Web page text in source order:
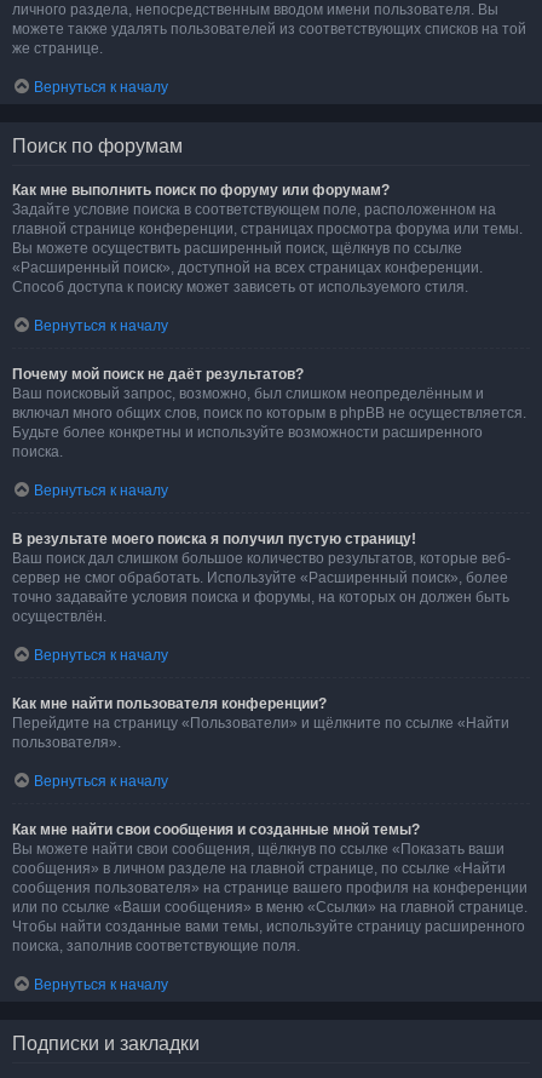
личного раздела, непосредственным вводом имени пользователя. Вы
можете также удалять пользователей из соответствующих списков на той
же странице.
Вернуться к началу
Поиск по форумам
Как мне выполнить поиск по форуму или форумам?
Задайте условие поиска в соответствующем поле, расположенном на
главной странице конференции, страницах просмотра форума или темы.
Вы можете осуществить расширенный поиск, щёлкнув по ссылке
«Расширенный поиск», доступной на всех страницах конференции.
Способ доступа к поиску может зависеть от используемого стиля.
Вернуться к началу
Почему мой поиск не даёт результатов?
Ваш поисковый запрос, возможно, был слишком неопределённым и
включал много общих слов, поиск по которым в phpBB не осуществляется.
Будьте более конкретны и используйте возможности расширенного
поиска.
Вернуться к началу
В результате моего поиска я получил пустую страницу!
Ваш поиск дал слишком большое количество результатов, которые веб-
сервер не смог обработать. Используйте «Расширенный поиск», более
точно задавайте условия поиска и форумы, на которых он должен быть
осуществлён.
Вернуться к началу
Как мне найти пользователя конференции?
Перейдите на страницу «Пользователи» и щёлкните по ссылке «Найти
пользователя».
Вернуться к началу
Как мне найти свои сообщения и созданные мной темы?
Вы можете найти свои сообщения, щёлкнув по ссылке «Показать ваши
сообщения» в личном разделе на главной странице, по ссылке «Найти
сообщения пользователя» на странице вашего профиля на конференции
или по ссылке «Ваши сообщения» в меню «Ссылки» на главной странице.
Чтобы найти созданные вами темы, используйте страницу расширенного
поиска, заполнив соответствующие поля.
Вернуться к началу
Подписки и закладки